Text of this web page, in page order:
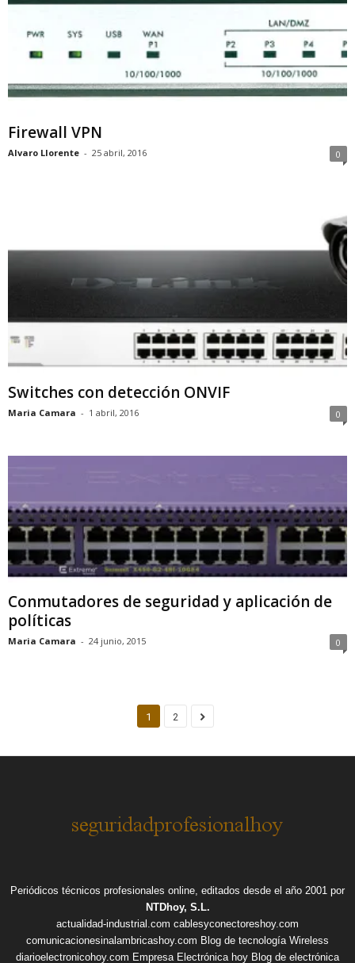
Firewall VPN
Alvaro Llorente - 25 abril, 2016 0
Switches con detección ONVIF
Maria Camara - 1 abril, 2016 0
Conmutadores de seguridad y aplicación de
políticas
Maria Camara - 24 junio, 2015 0
1 2
Periódicos técnicos profesionales online, editados desde el año 2001 por
NTDhoy, S.L.
actualidad-industrial.com cablesyconectoreshoy.com
comunicacionesinalambricashoy.com Blog de tecnología Wireless
diarioelectronicohoy.com Empresa Electrónica hoy Blog de electrónica